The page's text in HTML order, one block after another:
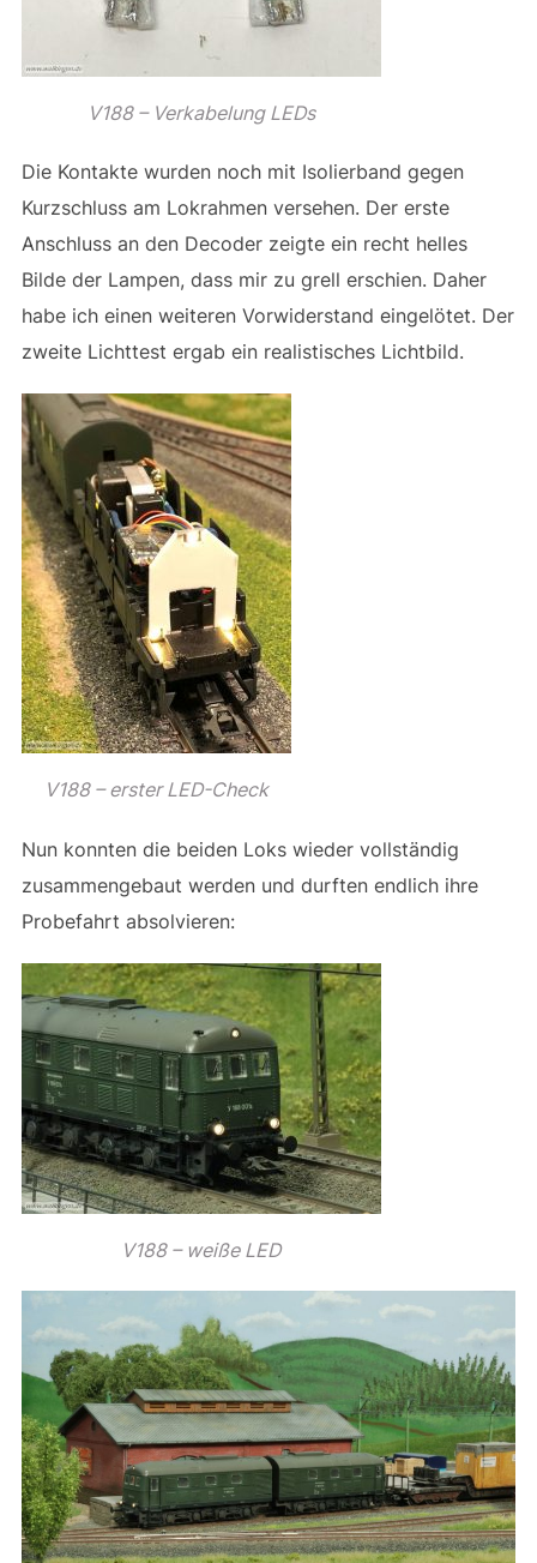
V188 – Verkabelung LEDs
Die Kontakte wurden noch mit Isolierband gegen
Kurzschluss am Lokrahmen versehen. Der erste
Anschluss an den Decoder zeigte ein recht helles
Bilde der Lampen, dass mir zu grell erschien. Daher
habe ich einen weiteren Vorwiderstand eingelötet. Der
zweite Lichttest ergab ein realistisches Lichtbild.
V188 – erster LED-Check
Nun konnten die beiden Loks wieder vollständig
zusammengebaut werden und durften endlich ihre
Probefahrt absolvieren:
V188 – weiße LED